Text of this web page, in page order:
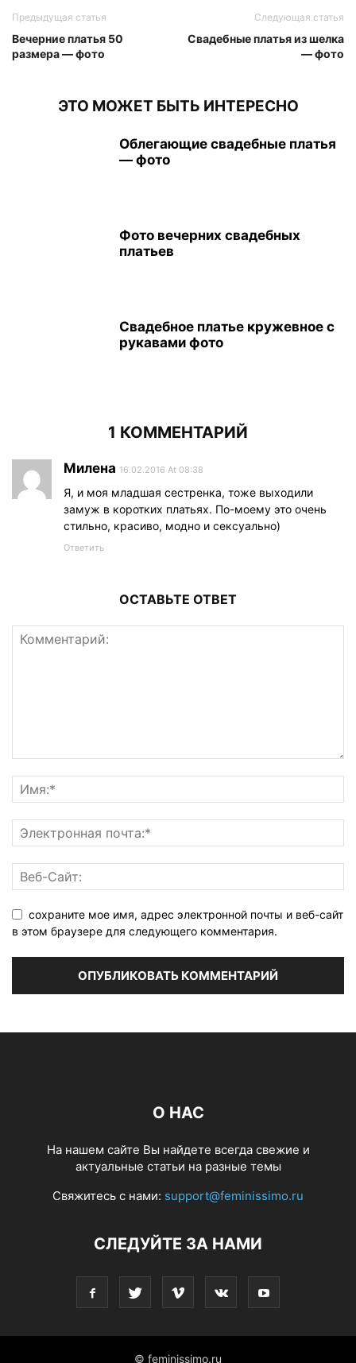
Предыдущая статья
Вечерние платья 50
размера — фото
Следующая статья
Свадебные платья из шелка
— фото
ЭТО МОЖЕТ БЫТЬ ИНТЕРЕСНО
Облегающие свадебные платья
— фото
Фото вечерних свадебных
платьев
Свадебное платье кружевное с
рукавами фото
1 КОММЕНТАРИЙ
Милена 16.02.2016 At 08:38
Я, и моя младшая сестренка, тоже выходили
замуж в коротких платьях. По-моему это очень
стильно, красиво, модно и сексуально)
Ответить
ОСТАВЬТЕ ОТВЕТ
сохраните мое имя, адрес электронной почты и веб-сайт
в этом браузере для следующего комментария.
О НАС
На нашем сайте Вы найдете всегда свежие и
актуальные статьи на разные темы
Свяжитесь с нами: support@feminissimo.ru
СЛЕДУЙТЕ ЗА НАМИ
© feminissimo.ru